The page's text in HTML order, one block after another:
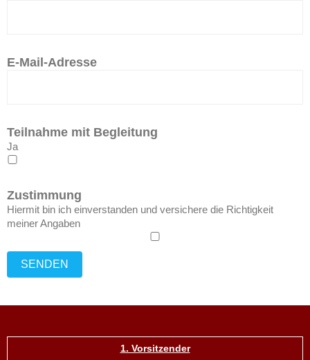
E-Mail-Adresse
Teilnahme mit Begleitung
Ja
Zustimmung
Hiermit bin ich einverstanden und versichere die Richtigkeit
meiner Angaben
1. Vorsitzender